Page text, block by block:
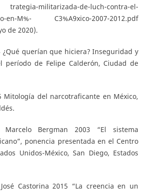
trategia-militarizada-de-luch-contra-el-
en-M%- C3%A9xico-2007-2012.pdf
de 2020).
¿Qué querían que hiciera? Inseguridad y
período de Felipe Calderón, Ciudad de
Mitología del narcotraficante en México,
Bergman 2003 “El sistema
ponencia presentada en el Centro
Unidos-México, San Diego, Estados
Castorina 2015 “La creencia en un